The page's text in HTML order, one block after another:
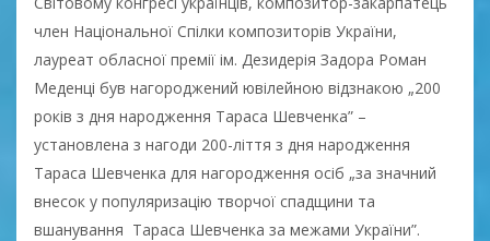
член Національної Спілки композиторів України,
лауреат обласної премії ім. Дезидерія Задора Роман
Меденці був нагороджений ювілейною відзнакою „200
років з дня народження Тараса Шевченка” –
установлена з нагоди 200-ліття з дня народження
Тараса Шевченка для нагородження осіб „за значний
внесок у популяризацію творчої спадщини та
вшанування Тараса Шевченка за межами України”.